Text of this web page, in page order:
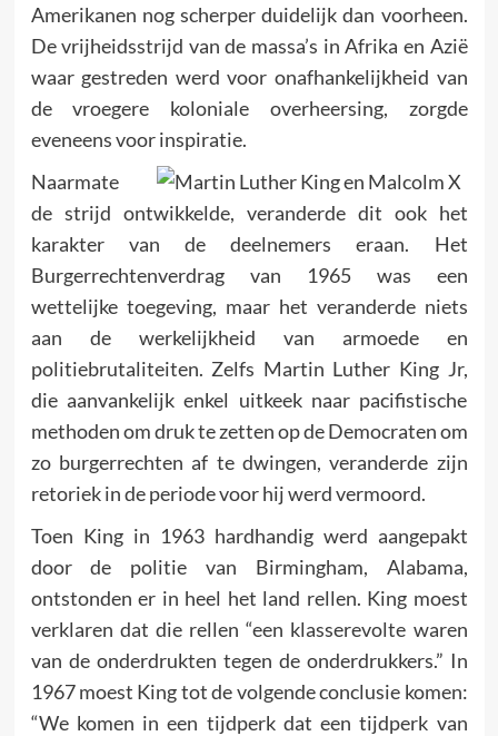
Amerikanen nog scherper duidelijk dan voorheen.
De vrijheidsstrijd van de massa’s in Afrika en Azië
waar gestreden werd voor onafhankelijkheid van
de vroegere koloniale overheersing, zorgde
eveneens voor inspiratie.
Naarmate
de strijd ontwikkelde, veranderde dit ook het
karakter van de deelnemers eraan. Het
Burgerrechtenverdrag van 1965 was een
wettelijke toegeving, maar het veranderde niets
aan de werkelijkheid van armoede en
politiebrutaliteiten. Zelfs Martin Luther King Jr,
die aanvankelijk enkel uitkeek naar pacifistische
methoden om druk te zetten op de Democraten om
zo burgerrechten af te dwingen, veranderde zijn
retoriek in de periode voor hij werd vermoord.
Toen King in 1963 hardhandig werd aangepakt
door de politie van Birmingham, Alabama,
ontstonden er in heel het land rellen. King moest
verklaren dat die rellen “een klasserevolte waren
van de onderdrukten tegen de onderdrukkers.” In
1967 moest King tot de volgende conclusie komen:
“We komen in een tijdperk dat een tijdperk van